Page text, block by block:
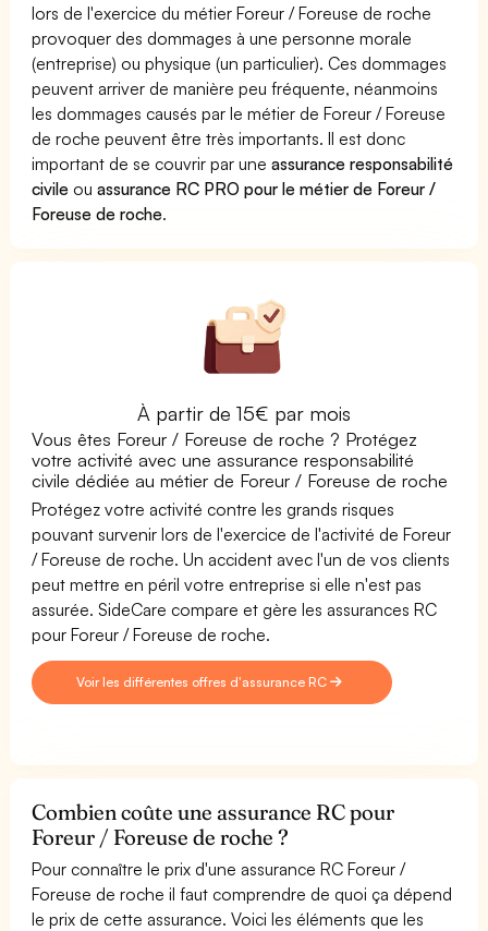
lors de l'exercice du métier Foreur / Foreuse de roche
provoquer des dommages à une personne morale
(entreprise) ou physique (un particulier). Ces dommages
peuvent arriver de manière peu fréquente, néanmoins
les dommages causés par le métier de Foreur / Foreuse
de roche peuvent être très importants. Il est donc
important de se couvrir par uneassurance responsabilité
civile ouassurance RC PRO pour le métier de Foreur /
Foreuse de roche.
À partir de 15€ par mois
Vous êtes Foreur / Foreuse de roche ? Protégez
votre activité avec une assurance responsabilité
civile dédiée au métier de Foreur / Foreuse de roche
Protégez votre activité contre les grands risques
pouvant survenir lors de l'exercice de l'activité de Foreur
/ Foreuse de roche. Un accident avec l'un de vos clients
peut mettre en péril votre entreprise si elle n'est pas
assurée. SideCare compare et gère les assurances RC
pour Foreur / Foreuse de roche.
Voir les différentes offres d'assurance RC
Combien coûte une assurance RC pour
Foreur / Foreuse de roche ?
Pour connaître le prix d'une assurance RC Foreur /
Foreuse de roche il faut comprendre de quoi ça dépend
le prix de cette assurance. Voici les éléments que les